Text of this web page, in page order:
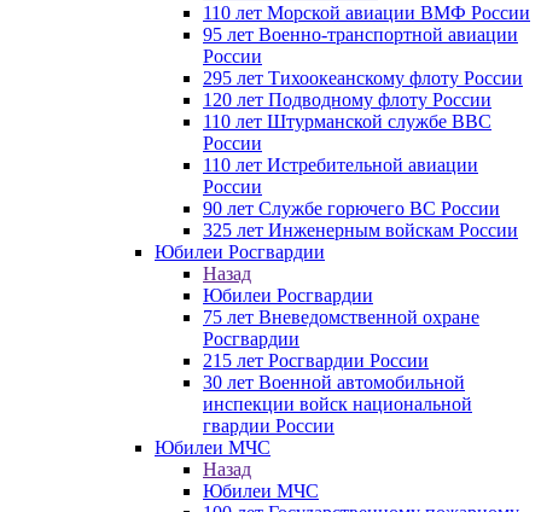
110 лет Морской авиации ВМФ России
95 лет Военно-транспортной авиации
России
295 лет Тихоокеанскому флоту России
120 лет Подводному флоту России
110 лет Штурманской службе ВВС
России
110 лет Истребительной авиации
России
90 лет Службе горючего ВС России
325 лет Инженерным войскам России
Юбилеи Росгвардии
Назад
Юбилеи Росгвардии
75 лет Вневедомственной охране
Росгвардии
215 лет Росгвардии России
30 лет Военной автомобильной
инспекции войск национальной
гвардии России
Юбилеи МЧС
Назад
Юбилеи МЧС